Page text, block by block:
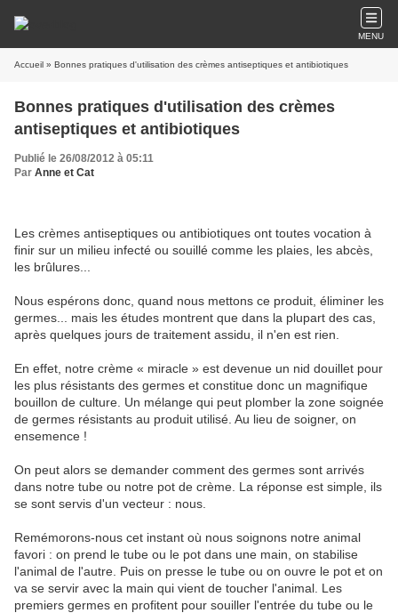
MENU
Accueil » Bonnes pratiques d'utilisation des crèmes antiseptiques et antibiotiques
Bonnes pratiques d'utilisation des crèmes
antiseptiques et antibiotiques
Publié le 26/08/2012 à 05:11
Par Anne et Cat
Les crèmes antiseptiques ou antibiotiques ont toutes vocation à
finir sur un milieu infecté ou souillé comme les plaies, les abcès,
les brûlures...
Nous espérons donc, quand nous mettons ce produit, éliminer les
germes... mais les études montrent que dans la plupart des cas,
après quelques jours de traitement assidu, il n'en est rien.
En effet, notre crème « miracle » est devenue un nid douillet pour
les plus résistants des germes et constitue donc un magnifique
bouillon de culture. Un mélange qui peut plomber la zone soignée
de germes résistants au produit utilisé. Au lieu de soigner, on
ensemence !
On peut alors se demander comment des germes sont arrivés
dans notre tube ou notre pot de crème. La réponse est simple, ils
se sont servis d'un vecteur : nous.
Remémorons-nous cet instant où nous soignons notre animal
favori : on prend le tube ou le pot dans une main, on stabilise
l'animal de l'autre. Puis on presse le tube ou on ouvre le pot et on
va se servir avec la main qui vient de toucher l'animal. Les
premiers germes en profitent pour souiller l'entrée du tube ou le